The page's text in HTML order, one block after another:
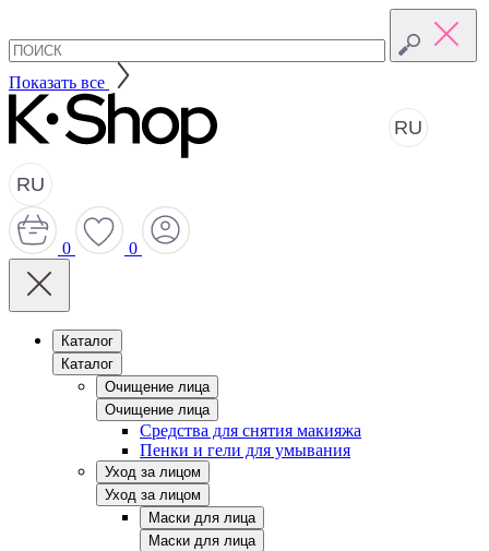
Показать все
RU
RU
0 0
Каталог
Каталог
Очищение лица
Очищение лица
Средства для снятия макияжа
Пенки и гели для умывания
Уход за лицом
Уход за лицом
Маски для лица
Маски для лица